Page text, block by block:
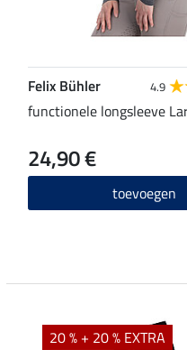
Felix Bühler 4.9
functionele longsleeve
24,90 €
toevoegen
20 % + 20 % EXTRA